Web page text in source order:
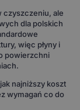
czyszczeniu, ale
dla polskich
więc płyny i
powierzchni
najniższy koszt
wymagań co do